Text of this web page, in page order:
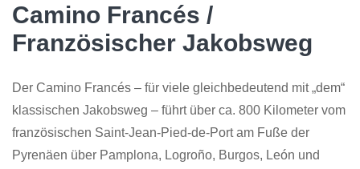
Camino Francés /
Französischer Jakobsweg
Der Camino Francés – für viele gleichbedeutend mit „dem“
klassischen Jakobsweg – führt über ca. 800 Kilometer vom
französischen Saint-Jean-Pied-de-Port am Fuße der
Pyrenäen über Pamplona, Logroño, Burgos, León und